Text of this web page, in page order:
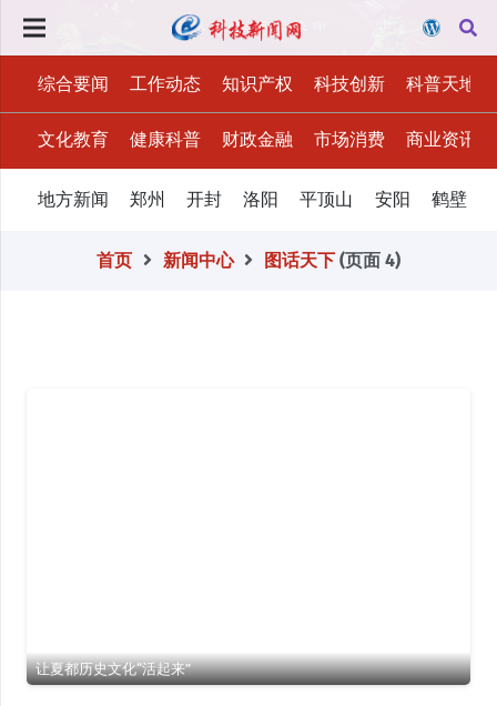
综合要闻 工作动态 知识产权 科技创新 科普天地
文化教育 健康科普 财政金融 市场消费 商业资讯
地方新闻 郑州 开封 洛阳 平顶山 安阳 鹤壁
首页 新闻中心 图话天下(页面 4)
让夏都历史文化“活起来”